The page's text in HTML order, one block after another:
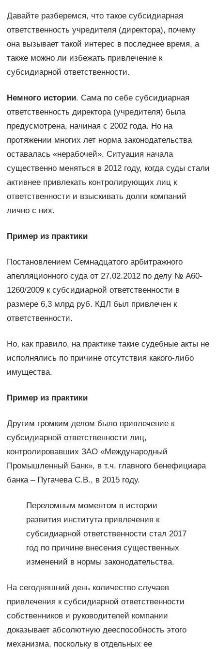
Давайте разберемся, что такое субсидиарная
ответственность учредителя (директора), почему
она вызывает такой интерес в последнее время, а
также можно ли избежать привлечение к
субсидиарной ответственности.
Немного истории. Сама по себе субсидиарная
ответственность директора (учредителя) была
предусмотрена, начиная с 2002 года. Но на
протяжении многих лет норма законодательства
оставалась «нерабочей». Ситуация начала
существенно меняться в 2012 году, когда суды стали
активнее привлекать контролирующих лиц к
ответственности и взыскивать долги компаний
лично с них.
Пример из практики
Постановлением Семнадцатого арбитражного
апелляционного суда от 27.02.2012 по делу № А60-
1260/2009 к субсидиарной ответственности в
размере 6,3 млрд руб. КДЛ был привлечен к
ответственности.
Но, как правило, на практике такие судебные акты не
исполнялись по причине отсутствия какого-либо
имущества.
Пример из практики
Другим громким делом было привлечение к
субсидиарной ответственности лиц,
контролировавших ЗАО «Международный
Промышленный Банк», в т.ч. главного бенефициара
банка – Пугачева С.В., в 2015 году.
Переломным моментом в истории
развития института привлечения к
субсидиарной ответственности стал 2017
год по причине внесения существенных
изменений в нормы законодательства.
На сегодняшний день количество случаев
привлечения к субсидиарной ответственности
собственников и руководителей компании
доказывает абсолютную дееспособность этого
механизма, поскольку в отдельных ее